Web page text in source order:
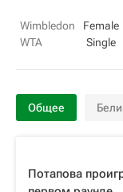
Wimbledon
WTA
Female
Single
Общее
Потапова